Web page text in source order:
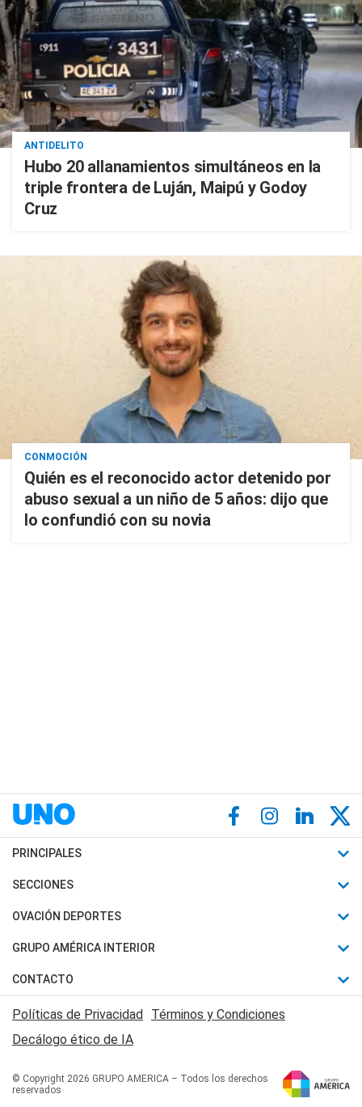
ANTIDELITO
Hubo 20 allanamientos simultáneos en la
triple frontera de Luján, Maipú y Godoy
Cruz
CONMOCIÓN
Quién es el reconocido actor detenido por
abuso sexual a un niño de 5 años: dijo que
lo confundió con su novia
PRINCIPALES
Últimas Noticias
Política
Judiciales
Economia
SECCIONES
Horóscopo
Motores
Trucos caseros
Series y Películas
Edictos y Solicitadas
OVACIÓN DEPORTES
Fútbol
Mundial
Automovilismo
Rugby
Básquet
GRUPO AMÉRICA INTERIOR
Canal 7 en Vivo
San Juan 8
CONTACTO
Acerca de Nosotros
Contactanos
Políticas de Privacidad Términos y Condiciones
Decálogo ético de IA
© Copyright 2026 GRUPO AMERICA – Todos los derechos
reservados